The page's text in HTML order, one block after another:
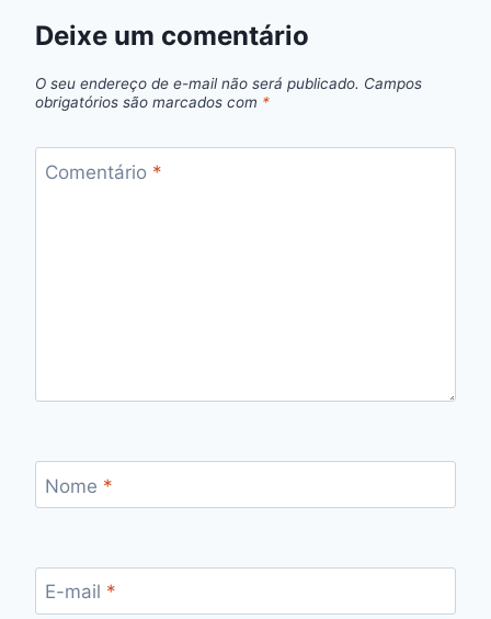
Deixe um comentário
O seu endereço de e-mail não será publicado. Campos
obrigatórios são marcados com *
Comentário *
Nome *
E-mail *